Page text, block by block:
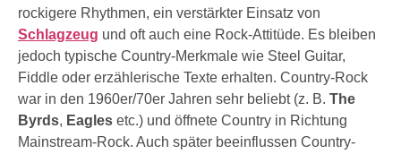
rockigere Rhythmen, ein verstärkter Einsatz von
Schlagzeug und oft auch eine Rock-Attitüde. Es bleiben
jedoch typische Country-Merkmale wie Steel Guitar,
Fiddle oder erzählerische Texte erhalten. Country-Rock
war in den 1960er/70er Jahren sehr beliebt (z. B. The
Byrds, Eagles etc.) und öffnete Country in Richtung
Mainstream-Rock. Auch später beeinflussen Country-